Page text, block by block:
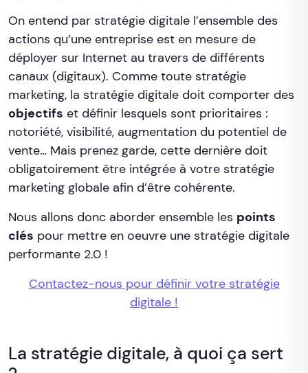
On entend par stratégie digitale l’ensemble des
actions qu’une entreprise est en mesure de
déployer sur Internet au travers de différents
canaux (digitaux). Comme toute stratégie
marketing, la stratégie digitale doit comporter des
objectifs et définir lesquels sont prioritaires :
notoriété, visibilité, augmentation du potentiel de
vente… Mais prenez garde, cette dernière doit
obligatoirement être intégrée à votre stratégie
marketing globale afin d’être cohérente.
Nous allons donc aborder ensemble les points
clés pour mettre en oeuvre une stratégie digitale
performante 2.0 !
Contactez-nous pour définir votre stratégie
digitale !
La stratégie digitale, à quoi ça sert